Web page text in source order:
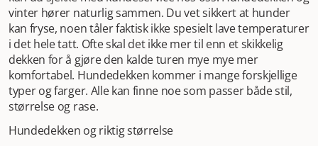
vinter hører naturlig sammen. Du vet sikkert at hunder
kan fryse, noen tåler faktisk ikke spesielt lave temperaturer
i det hele tatt. Ofte skal det ikke mer til enn et skikkelig
dekken for å gjøre den kalde turen mye mye mer
komfortabel. Hundedekken kommer i mange forskjellige
typer og farger. Alle kan finne noe som passer både stil,
størrelse og rase.
Hundedekken og riktig størrelse